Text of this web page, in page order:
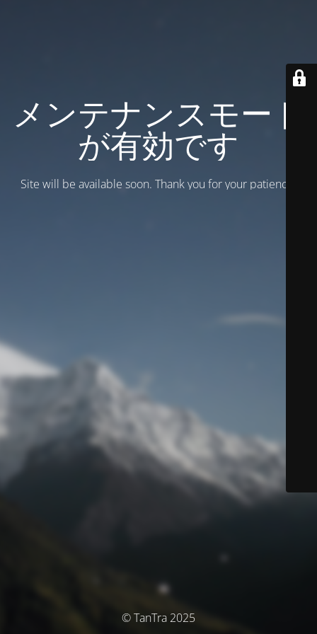
メンテナンスモード
が有効です
Site will be available soon. Thank you for your patience!
© TanTra 2025